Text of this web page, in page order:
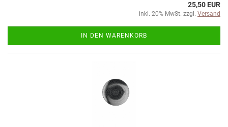
25,50 EUR
inkl. 20% MwSt. zzgl. Versand
IN DEN WARENKORB